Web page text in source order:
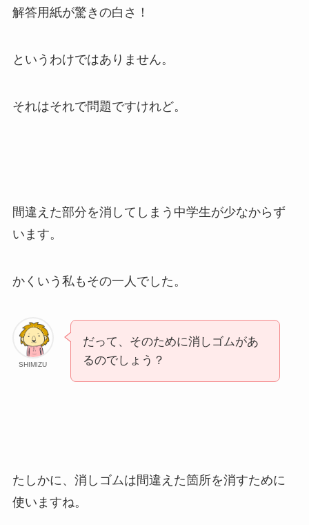
解答用紙が驚きの白さ！
というわけではありません。
それはそれで問題ですけれど。
間違えた部分を消してしまう中学生が少なからず
います。
かくいう私もその一人でした。
SHIMIZU
だって、そのために消しゴムがあ
るのでしょう？
たしかに、消しゴムは間違えた箇所を消すために
使いますね。